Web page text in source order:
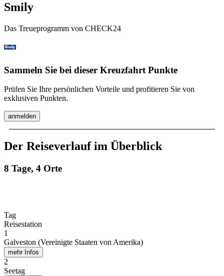
Smily
Das Treueprogramm von CHECK24
Sammeln Sie bei dieser Kreuzfahrt Punkte
Prüfen Sie Ihre persönlichen Vorteile und profitieren Sie von
exklusiven Punkten.
anmelden
Der Reiseverlauf im Überblick
8 Tage, 4 Orte
Tag
Reisestation
1
Galveston (Vereinigte Staaten von Amerika)
mehr Infos
2
Seetag